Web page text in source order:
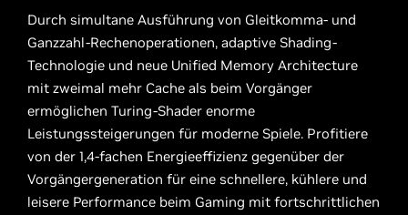
Durch simultane Ausführung von Gleitkomma- und
Ganzzahl-Rechenoperationen, adaptive Shading-
Technologie und neue Unified Memory Architecture
mit zweimal mehr Cache als beim Vorgänger
ermöglichen Turing-Shader enorme
Leistungssteigerungen für moderne Spiele. Profitiere
von der 1,4-fachen Energieeffizienz gegenüber der
Vorgängergeneration für eine schnellere, kühlere und
leisere Performance beim Gaming mit fortschrittlichen